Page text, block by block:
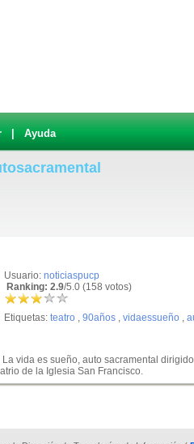
Ayuda
Usuario: noticiaspucp
Ranking: 2.9/5.0 (158 votos)
Etiquetas: teatro , 90años , vidaessueño ,
vida es sueño, auto sacramental
de la Iglesia San Francisco.